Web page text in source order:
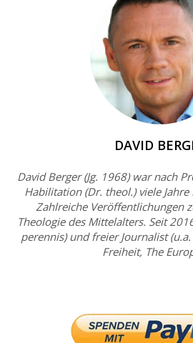
DAVID
David Berger (Jg. 1968) war nach
Habilitation (Dr. theol.) viele
Zahlreiche Veröffentlichungen
Theologie des Mittelalters. Seit
perennis) und freier Journalist
Freiheit, The